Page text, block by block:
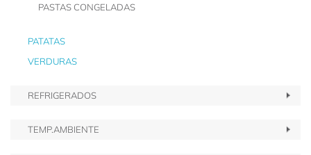
PASTAS CONGELADAS
PATATAS
VERDURAS
REFRIGERADOS
TEMP.AMBIENTE